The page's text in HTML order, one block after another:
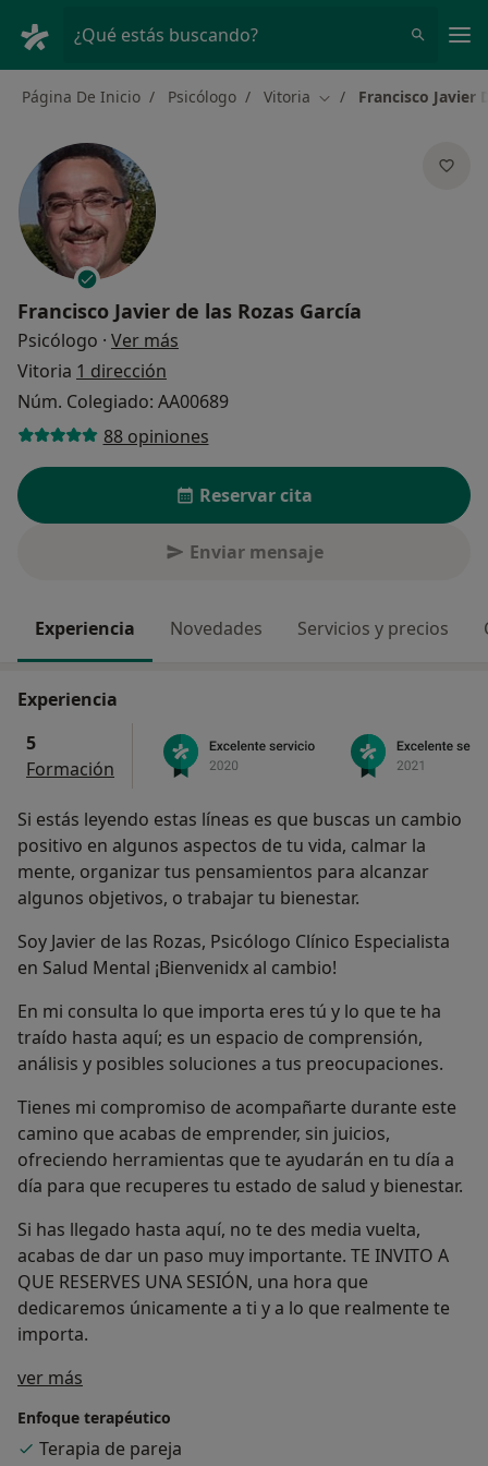
¿Qué estás buscando?
Página De Inicio Psicólogo Vitoria Cambiar de ciudad
Francisco Javier
Francisco Javier de las Rozas García
Psicólogo · Ver más
Vitoria 1 dirección
Núm. Colegiado: AA00689
88 opiniones
Reservar cita
Enviar mensaje
Experiencia Novedades Servicios y precios
Experiencia
5
Formación
Si estás leyendo estas líneas es que buscas un cambio
positivo en algunos aspectos de tu vida, calmar la
mente, organizar tus pensamientos para alcanzar
algunos objetivos, o trabajar tu bienestar.
Soy Javier de las Rozas, Psicólogo Clínico Especialista
en Salud Mental ¡Bienvenidx al cambio!
En mi consulta lo que importa eres tú y lo que te ha
traído hasta aquí; es un espacio de comprensión,
análisis y posibles soluciones a tus preocupaciones.
Tienes mi compromiso de acompañarte durante este
camino que acabas de emprender, sin juicios,
ofreciendo herramientas que te ayudarán en tu día a
día para que recuperes tu estado de salud y bienestar.
Si has llegado hasta aquí, no te des media vuelta,
acabas de dar un paso muy importante. TE INVITO A
QUE RESERVES UNA SESIÓN, una hora que
dedicaremos únicamente a ti y a lo que realmente te
importa.
ver más
Enfoque terapéutico
Terapia de pareja